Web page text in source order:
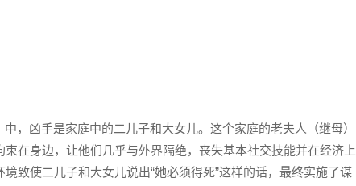
中，凶手是家庭中的二儿子和大女儿。这个家庭的老夫人（继母）
在身边，让他们几乎与外界隔绝，丧失基本社交技能并在经济上
致使二儿子和大女儿说出“她必须得死”这样的话，最终实施了谋